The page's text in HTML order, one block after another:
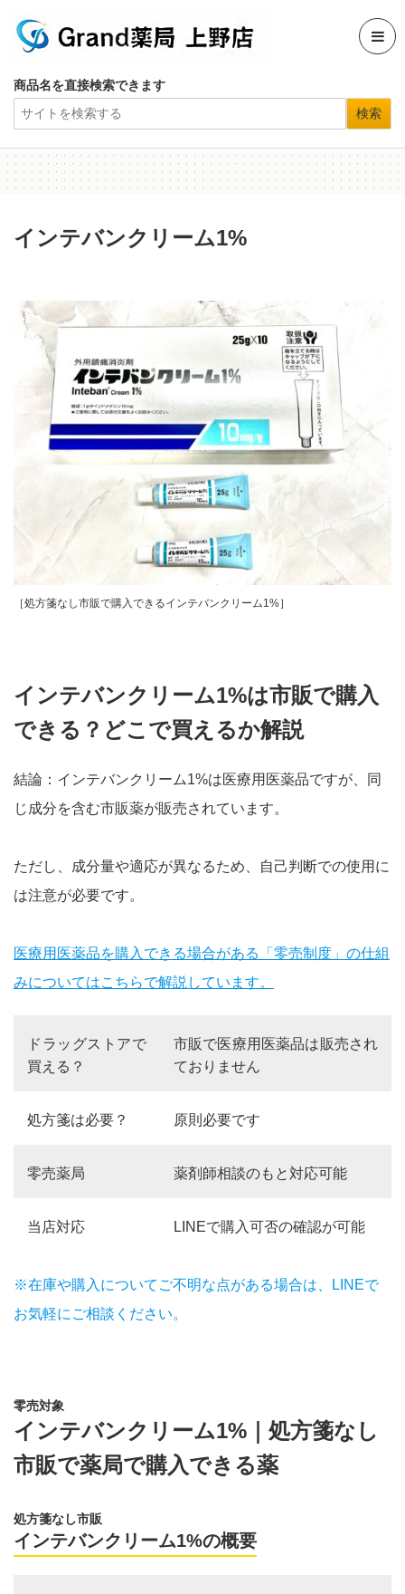
商品名を直接検索できます
インテバンクリーム1%
［処方箋なし市販で購入できるインテバンクリーム1%］
インテバンクリーム1%は市販で購入
できる？どこで買えるか解説
結論：インテバンクリーム1%は医療用医薬品ですが、同
じ成分を含む市販薬が販売されています。
ただし、成分量や適応が異なるため、自己判断での使用に
は注意が必要です。
医療用医薬品を購入できる場合がある「零売制度」の仕組
みについてはこちらで解説しています。
ドラッグストアで
買える？
市販で医療用医薬品は販売され
ておりません
処方箋は必要？ 原則必要です
零売薬局 薬剤師相談のもと対応可能
当店対応 LINEで購入可否の確認が可能
※在庫や購入についてご不明な点がある場合は、LINEで
お気軽にご相談ください。
零売対象
インテバンクリーム1%｜処方箋なし
市販で薬局で購入できる薬
処方箋なし市販
インテバンクリーム1%の概要